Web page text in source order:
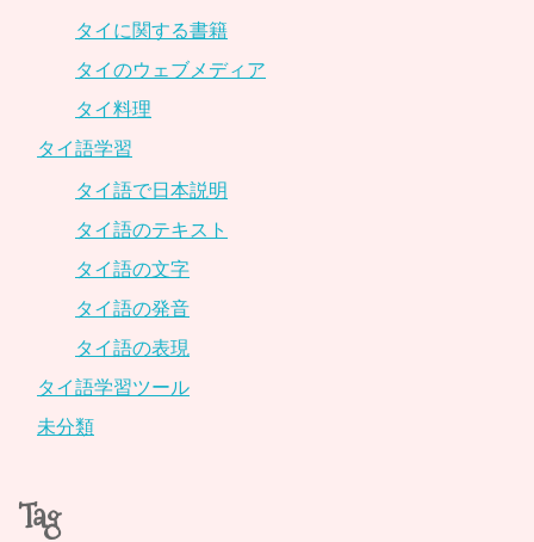
タイに関する書籍
タイのウェブメディア
タイ料理
タイ語学習
タイ語で日本説明
タイ語のテキスト
タイ語の文字
タイ語の発音
タイ語の表現
タイ語学習ツール
未分類
Tag